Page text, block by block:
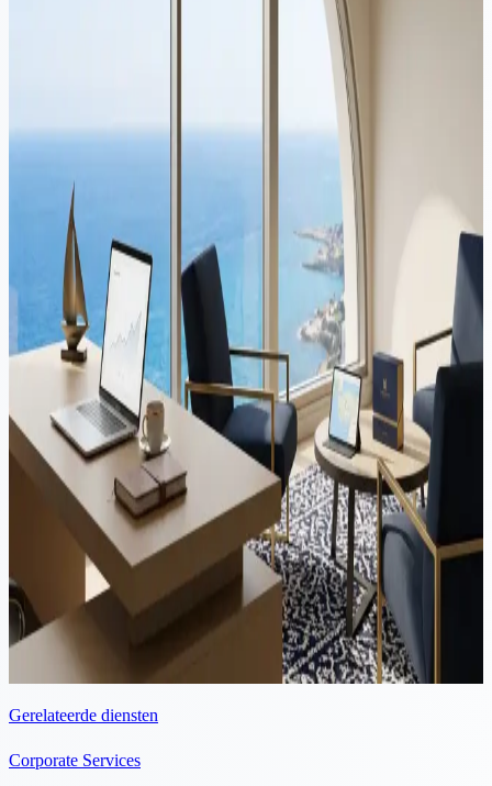
antwoord hangt af van uw bedrijfsmodel, waar uw klanten zich
bevinden en hoeveel u bereid bent te besteden aan naleving. Deze
gids vergelijkt zeven EU-rechtsgebieden op basis van de factoren
Corporate·11 min lezen
Cyprus Investment Firms (CIFs): Juridisch Kader,
Vergunningen en Zakelijke Mogelijkheden
Introductie Cyprus is uitgegroeid tot een voorkeursjurisdictie voor
het oprichten van beleggingsondernemingen binnen de Europese
Unie. Met een modern regelgevend kader dat volledig in lijn is met
MiFID II, een concurrerend...
Video
Corporate
9 min lezen
Registreer Uw E-commerce of Dropshipping Bedrijf in Cyprus:
Belastingvoordelen, Toegang tot de EU en Eenvoudige
E-commerce en dropshipping hebben de wereld veranderd,
ondernemers zoeken naar jurisdicties die belastingefficiëntie,
gemakkelijke oprichting en operationele flexibiliteit bieden. Cyprus
Gerelateerde diensten
Corporate Services